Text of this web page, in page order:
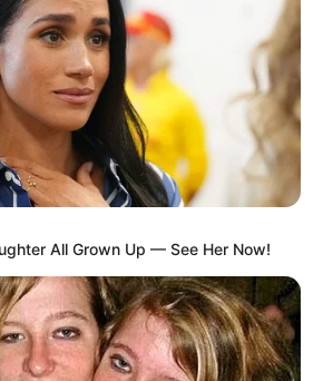
All Grown Up — See Her Now!